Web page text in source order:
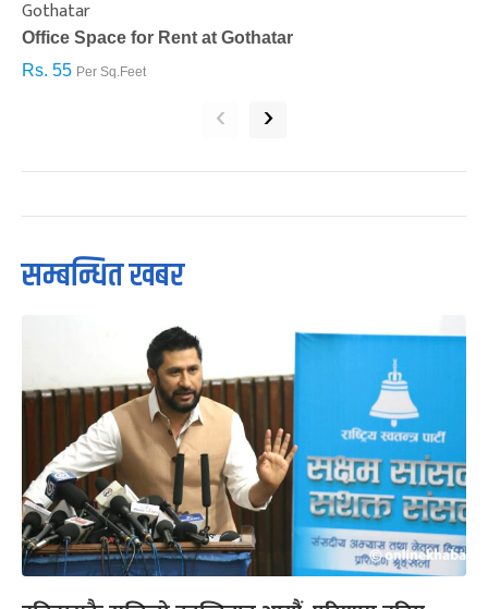
Gothatar
Office Space for Rent at Gothatar
Rs. 55 Per Sq.Feet
‹ ›
सम्बन्धित खबर